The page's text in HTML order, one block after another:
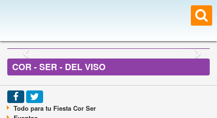
COR - SER - DEL VISO
Todo para tu Fiesta Cor Ser